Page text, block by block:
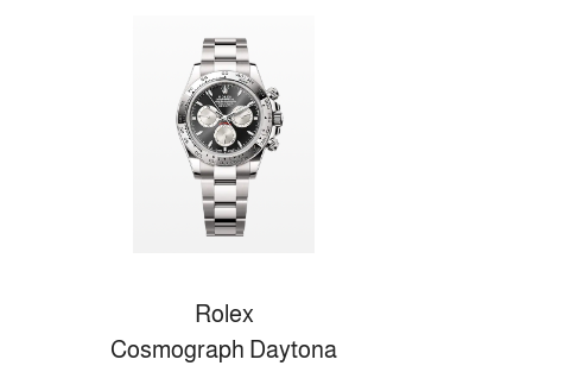
Rolex
Cosmograph Daytona